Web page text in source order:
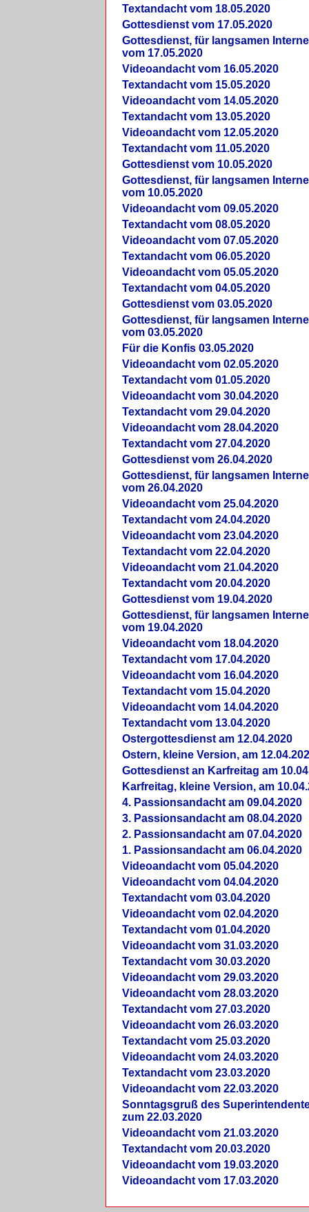
Textandacht vom 18.05.2020
Gottesdienst vom 17.05.2020
Gottesdienst, für langsamen
vom 17.05.2020
Videoandacht vom 16.05.2020
Textandacht vom 15.05.2020
Videoandacht vom 14.05.2020
Textandacht vom 13.05.2020
Videoandacht vom 12.05.2020
Textandacht vom 11.05.2020
Gottesdienst vom 10.05.2020
Gottesdienst, für langsamen
vom 10.05.2020
Videoandacht vom 09.05.2020
Textandacht vom 08.05.2020
Videoandacht vom 07.05.2020
Textandacht vom 06.05.2020
Videoandacht vom 05.05.2020
Textandacht vom 04.05.2020
Gottesdienst vom 03.05.2020
Gottesdienst, für langsamen
vom 03.05.2020
Für die Konfis 03.05.2020
Videoandacht vom 02.05.2020
Textandacht vom 01.05.2020
Videoandacht vom 30.04.2020
Textandacht vom 29.04.2020
Videoandacht vom 28.04.2020
Textandacht vom 27.04.2020
Gottesdienst vom 26.04.2020
Gottesdienst, für langsamen
vom 26.04.2020
Videoandacht vom 25.04.2020
Textandacht vom 24.04.2020
Videoandacht vom 23.04.2020
Textandacht vom 22.04.2020
Videoandacht vom 21.04.2020
Textandacht vom 20.04.2020
Gottesdienst vom 19.04.2020
Gottesdienst, für langsamen
vom 19.04.2020
Videoandacht vom 18.04.2020
Textandacht vom 17.04.2020
Videoandacht vom 16.04.2020
Textandacht vom 15.04.2020
Videoandacht vom 14.04.2020
Textandacht vom 13.04.2020
Ostergottesdienst am 12.04.2020
Ostern, kleine Version, am
Gottesdienst an Karfreitag am
Karfreitag, kleine Version, am
4. Passionsandacht am 09.04.2020
3. Passionsandacht am 08.04.2020
2. Passionsandacht am 07.04.2020
1. Passionsandacht am 06.04.2020
Videoandacht vom 05.04.2020
Videoandacht vom 04.04.2020
Textandacht vom 03.04.2020
Videoandacht vom 02.04.2020
Textandacht vom 01.04.2020
Videoandacht vom 31.03.2020
Textandacht vom 30.03.2020
Videoandacht vom 29.03.2020
Videoandacht vom 28.03.2020
Textandacht vom 27.03.2020
Videoandacht vom 26.03.2020
Textandacht vom 25.03.2020
Videoandacht vom 24.03.2020
Textandacht vom 23.03.2020
Videoandacht vom 22.03.2020
Sonntagsgruß des
zum 22.03.2020
Videoandacht vom 21.03.2020
Textandacht vom 20.03.2020
Videoandacht vom 19.03.2020
Videoandacht vom 17.03.2020